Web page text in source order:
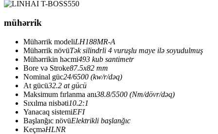
mühərrik
Mühərrik modeliLH188MR-A
Mühərrik növüTək silindrli 4 vuruşlu maye ilə soyudulmuş
Mühərrikin həcmi493 kub santimetr
Bore və Stroke87.5x82 mm
Nominal güc24/6500 (kw/r/dəq)
At gücü32.2 at gücü
Maksimum fırlanma anı38.8/5500 (Nm/dövr/dəq)
Sıxılma nisbəti10.2:1
Yanacaq sistemiEFI
Başlanğıc növüElektrikli başlanğıc
KeçməHLNR